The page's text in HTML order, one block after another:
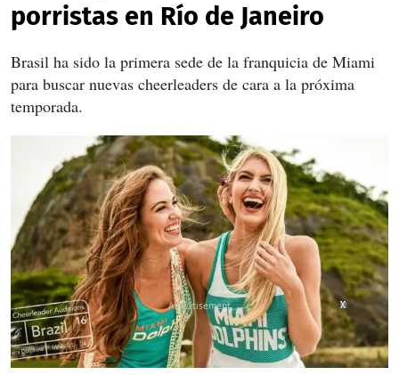
porristas en Río de Janeiro
Brasil ha sido la primera sede de la franquicia de Miami
para buscar nuevas cheerleaders de cara a la próxima
temporada.
X
X
X